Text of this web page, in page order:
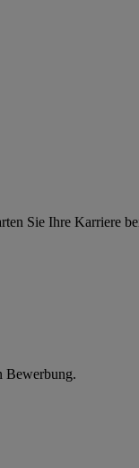
Sie Ihre Karriere
Bewerbung.